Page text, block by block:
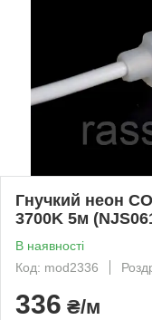
Гнучкий неон
3700K 5м
В наявності
Код: mod2336
336 ₴/м